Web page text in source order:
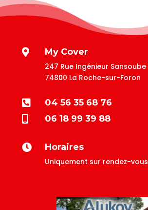
 My Cover
247 Rue Ingénieur Sansoube
74800 La Roche-sur-Foron
 04 56 35 68 76
 06 18 99 39 88
 Horaires
Uniquement sur rendez-vous